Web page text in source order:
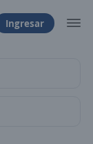
Ingresar